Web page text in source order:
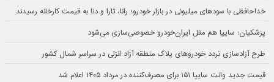
خداحافظی با سودهای میلیونی در بازار خودرو؛ رانا، تارا و دنا به قیمت کارخانه رسیدند
پزشکیان: سایپا هم مثل ایران‌خودرو خصوصی‌سازی می‌شود
طرح آزادسازی تردد خودروهای پلاک منطقه آزاد انزلی در سراسر شمال کشور
قیمت جدید وانت سایپا ۱۵۱ برای مصرف‌کننده در مرداد ۱۴۰۵ اعلام شد